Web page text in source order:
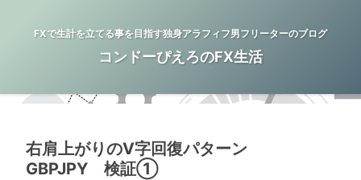
FXで生計を立てる事を目指す独身アラフィフ男フリーターのブログ
コンドーぴえろのFX生活
右肩上がりのV字回復パターン
GBPJPY 検証①